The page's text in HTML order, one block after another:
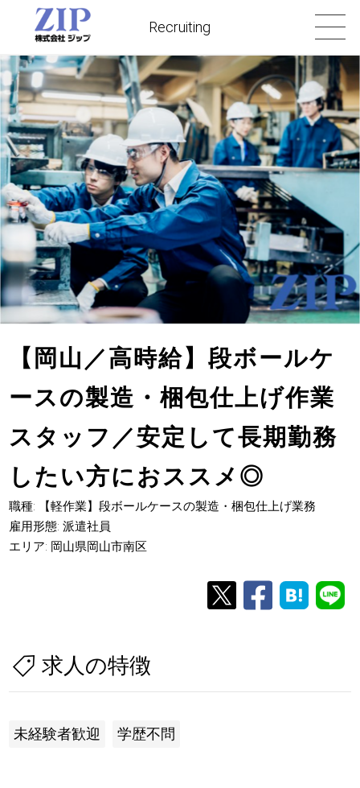
Recruiting
【岡山／高時給】段ボールケ
ースの製造・梱包仕上げ作業
スタッフ／安定して長期勤務
したい方におススメ◎
職種: 【軽作業】段ボールケースの製造・梱包仕上げ業務
雇用形態: 派遣社員
エリア: 岡山県岡山市南区
求人の特徴
未経験者歓迎 学歴不問